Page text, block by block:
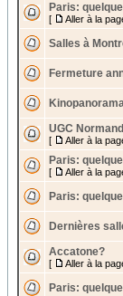
Paris:
[ Aller à la
Salles à
Fermeture
UGC
[ Aller à la
Paris:
[ Aller à la
Paris:
Dernières
Accatone?
[ Aller à la
Paris: